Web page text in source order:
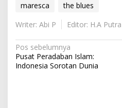
maresca
the blues
Writer: Abi P
Editor: H.A Putra
N
a
Pos sebelumnya
Pusat Peradaban Islam:
Indonesia Sorotan Dunia